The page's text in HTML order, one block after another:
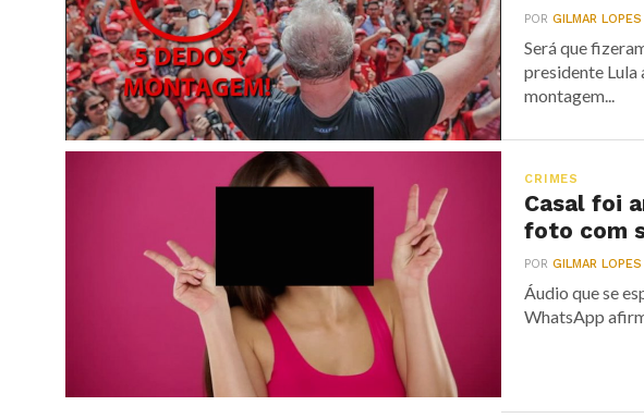
PORGILMAR LOPES
Será que
presidente Lula
montagem...
CRIMES
Casal foi
foto com
PORGILMAR LOPES
Áudio que se
WhatsApp